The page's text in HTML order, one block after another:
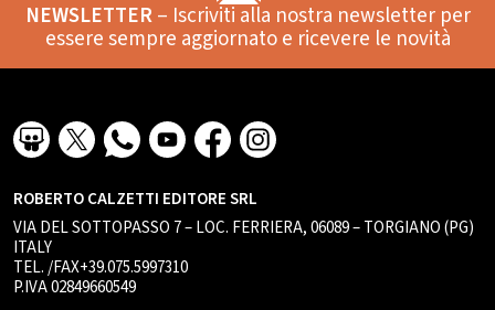
NEWSLETTER– Iscriviti alla nostra newsletter per
essere sempre aggiornato e ricevere le novità
ROBERTO CALZETTI EDITORE SRL
VIA DEL SOTTOPASSO 7 – LOC. FERRIERA, 06089 – TORGIANO (PG)
ITALY
TEL. /FAX+39.075.5997310
P.IVA 02849660549